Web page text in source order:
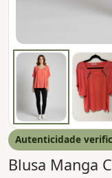
Autenticidade
Blusa Manga